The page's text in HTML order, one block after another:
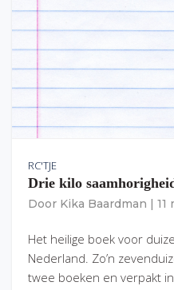
RC'TJE
Drie kilo
Door Kika Baardman 11
Het heilige boek voor
Nederland. Zo’n
twee boeken en verpakt